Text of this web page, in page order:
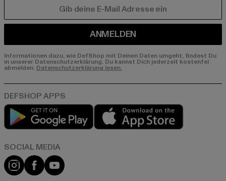
ANMELDEN
Informationen dazu, wie DefShop mit Deinen Daten umgeht, findest Du
in unserer Datenschutzerklärung. Du kannst Dich jederzeit kostenfei
abmelden. Datenschutzerklärung lesen.
Play market
Instagram
FacebookYouTube